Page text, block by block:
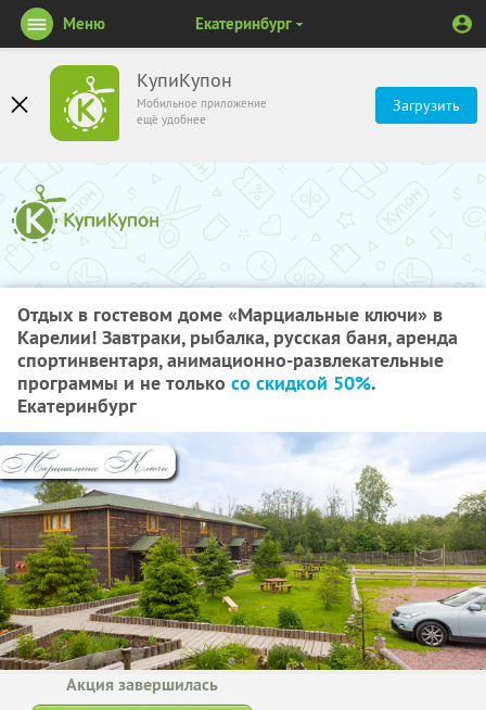
КупиКупон
Мобильное приложение
ещё удобнее
Загрузить
Меню Екатеринбург
Отдых в гостевом доме «Марциальные ключи» в
Карелии! Завтраки, рыбалка, русская баня, аренда
спортинвентаря, анимационно-развлекательные
программы и не только со скидкой 50%.
Екатеринбург
Акция завершилась